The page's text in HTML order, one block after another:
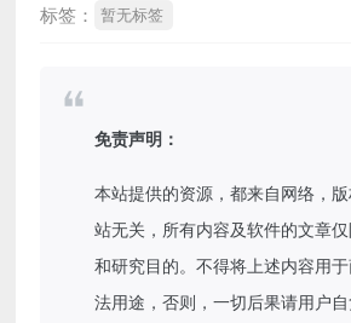
标签： 暂无标签
免责声明：
本站提供的资源，都来自网络，
站无关，所有内容及软件的文章
和研究目的。不得将上述内容用
法用途，否则，一切后果请用户